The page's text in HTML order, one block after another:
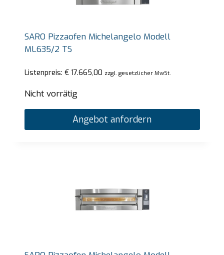
SARO Pizzaofen Michelangelo Modell
ML635/2 TS
Listenpreis: €17.665,00 zzgl. gesetzlicher MwSt.
Nicht vorrätig
Angebot anfordern